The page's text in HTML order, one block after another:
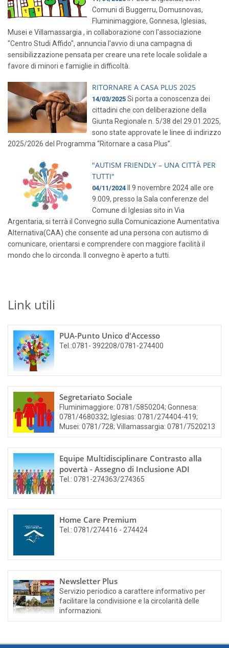
Comuni di Buggerru, Domusnovas,
Fluminimaggiore, Gonnesa, Iglesias,
Musei e Villamassargia , in collaborazione con l'associazione
"Centro Studi Affido", annuncia l'avvio di una campagna di
sensibilizzazione pensata per creare una rete locale solidale a
favore di minori e famiglie in difficoltà.
RITORNARE A CASA PLUS 2025
14/03/2025 Si porta a conoscenza dei
cittadini che con deliberazione della
Giunta Regionale n. 5/38 del 29.01.2025,
sono state approvate le linee di indirizzo
2025/2026 del Programma “Ritornare a casa Plus”.
"AUTISM FRIENDLY – UNA CITTÀ PER
TUTTI"
04/11/2024 Il 9 novembre 2024 alle ore
9.009, presso la Sala conferenze del
Comune di Iglesias sito in Via
Argentaria, si terrà il Convegno sulla Comunicazione Aumentativa
Alternativa(CAA) che consente ad una persona con autismo di
comunicare, orientarsi e comprendere con maggiore facilità il
mondo che lo circonda. Il convegno è aperto a tutti.
Link utili
PUA-Punto Unico d'Accesso
Tel.:0781- 392208/0781-274400
Segretariato Sociale
Fluminimaggiore: 0781/5850204; Gonnesa:
0781/4680332; Iglesias: 0781/274404-419;
Musei: 0781/728; Villamassargia: 0781/7520213
Equipe Multidisciplinare Contrasto alla
povertà - Assegno di Inclusione ADI
Tel.: 0781-274363/274365
Home Care Premium
Tel.: 0781/274416 - 274424
Newsletter Plus
Servizio periodico a carattere informativo per
facilitare la condivisione e la circolarità delle
informazioni.